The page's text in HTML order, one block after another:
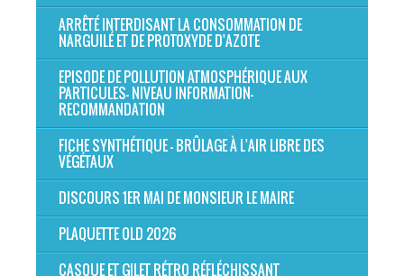
ARRÊTÉ INTERDISANT LA CONSOMMATION DE
NARGUILÉ ET DE PROTOXYDE D'AZOTE
EPISODE DE POLLUTION ATMOSPHÉRIQUE AUX
PARTICULES- NIVEAU INFORMATION-
RECOMMANDATION
FICHE SYNTHÉTIQUE - BRÛLAGE À L'AIR LIBRE DES
VÉGÉTAUX
DISCOURS 1ER MAI DE MONSIEUR LE MAIRE
PLAQUETTE OLD 2026
CASQUE ET GILET RÉTRO RÉFLÉCHISSANT